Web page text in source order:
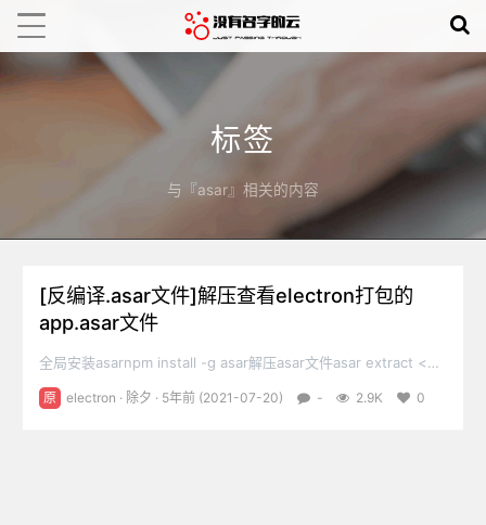
标签
与『asar』相关的内容
[反编译.asar文件]解压查看electron打包的
app.asar文件
全局安装asarnpm install -g asar解压asar文件asar extract <文
件名> <存放路径>
原 electron · 除夕 · 5年前 (2021-07-20) - 2.9K 0